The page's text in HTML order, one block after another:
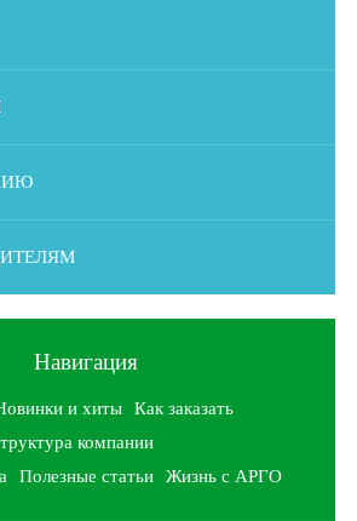
Навигация
и хиты
Как заказать
компании
Полезные статьи Жизнь с АРГО